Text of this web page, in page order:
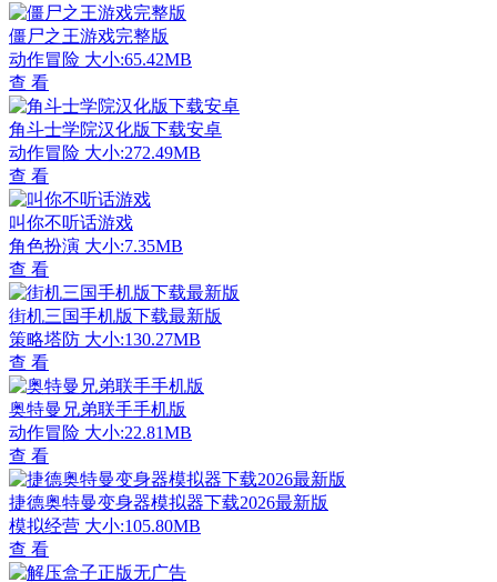
僵尸之王游戏完整版
动作冒险 大小:65.42MB
查 看
角斗士学院汉化版下载安卓
动作冒险 大小:272.49MB
查 看
叫你不听话游戏
角色扮演 大小:7.35MB
查 看
街机三国手机版下载最新版
策略塔防 大小:130.27MB
查 看
奥特曼兄弟联手手机版
动作冒险 大小:22.81MB
查 看
捷德奥特曼变身器模拟器下载2026最新版
模拟经营 大小:105.80MB
查 看